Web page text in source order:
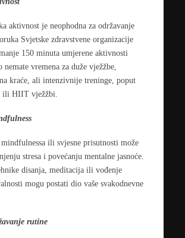
aktivnost je neophodna za održavanje
Svjetske zdravstvene organizacije
150 minuta umjerene aktivnosti
vremena za duže vježžbe,
kraće, ali intenzivnije treninge, poput
ili HIIT vježžbi.
ili svjesne prisutnosti može
stresa i povećanju mentalne jasnoće.
disanja, meditacija ili vođenje
mogu postati dio vaše svakodnevne
rutine